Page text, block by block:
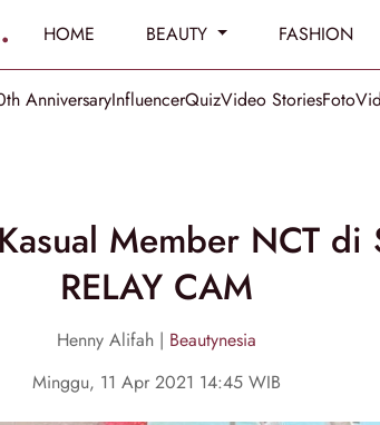
HOME BEAUTY FASHION
AnniversaryInfluencerQuizVideo StoriesFoto
Member NCT
RELAY CAM
Henny Alifah | Beautynesia
Minggu, 11 Apr 2021 14:45 WIB